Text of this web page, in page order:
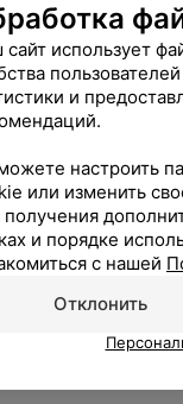
счастлива.Спасибо
сайт использует
и
настроить
или изменить
и порядке
с нашей
Отклонить